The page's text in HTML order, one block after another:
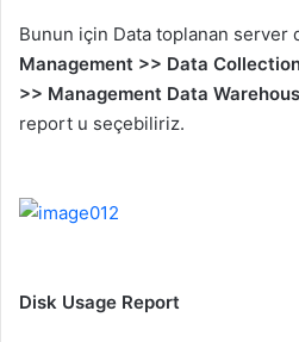
Bunun için Data toplanan server
Management >> Data
>> Management Data
report u seçebiliriz.
Disk Usage Report